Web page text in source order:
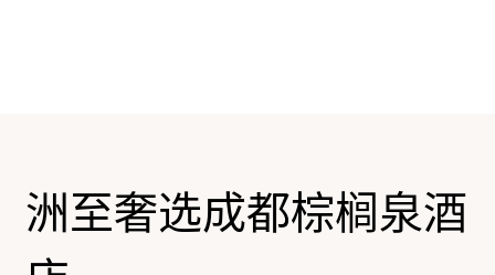
洲至奢选成都棕榈泉酒